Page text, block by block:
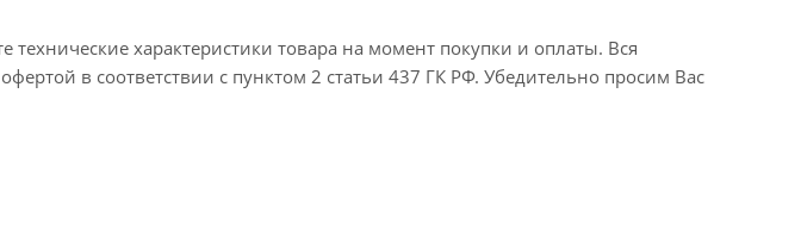
технические характеристики товара на момент покупки и оплаты. Вся
в соответствии с пунктом 2 статьи 437 ГК РФ. Убедительно просим Вас